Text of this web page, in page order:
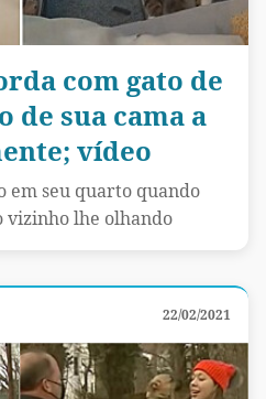
com gato de
de sua cama a
vídeo
em seu quarto quando
vizinho lhe olhando
22/02/2021